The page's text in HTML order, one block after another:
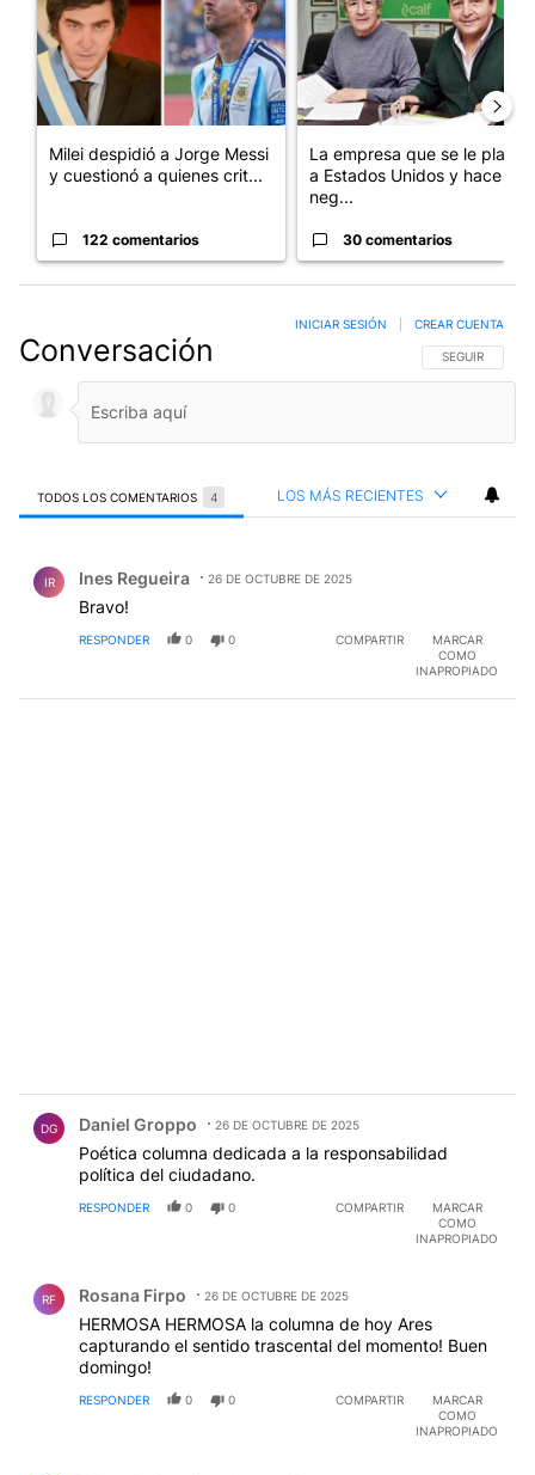
Milei despidió a Jorge Messi
y cuestionó a quienes crit...
122 comentarios
La empresa que se le plantó
a Estados Unidos y hace
neg...
30 comentarios
Conversación SIGA ESTA
SEGUIR
INICIAR SESIÓN CREAR CUENTA
TODOS LOS COMENTARIOS 4 LOS MÁS RECIENTES
IR Ines Regueira 26 DE OCTUBRE DE 2025
Bravo!
RESPONDER 0 0 COMPARTIR
MARCAR
COMO
INAPROPIADO
DG Daniel Groppo 26 DE OCTUBRE DE 2025
Poética columna dedicada a la responsabilidad
política del ciudadano.
RESPONDER 0 0 COMPARTIR
MARCAR
COMO
INAPROPIADO
RF Rosana Firpo 26 DE OCTUBRE DE 2025
HERMOSA HERMOSA la columna de hoy Ares
capturando el sentido trascental del momento! Buen
domingo!
RESPONDER 0 0 COMPARTIR
MARCAR
COMO
INAPROPIADO